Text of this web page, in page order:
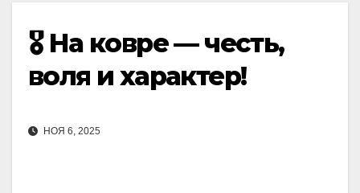
🎖️ На ковре — честь,
воля и характер!
НОЯ 6, 2025